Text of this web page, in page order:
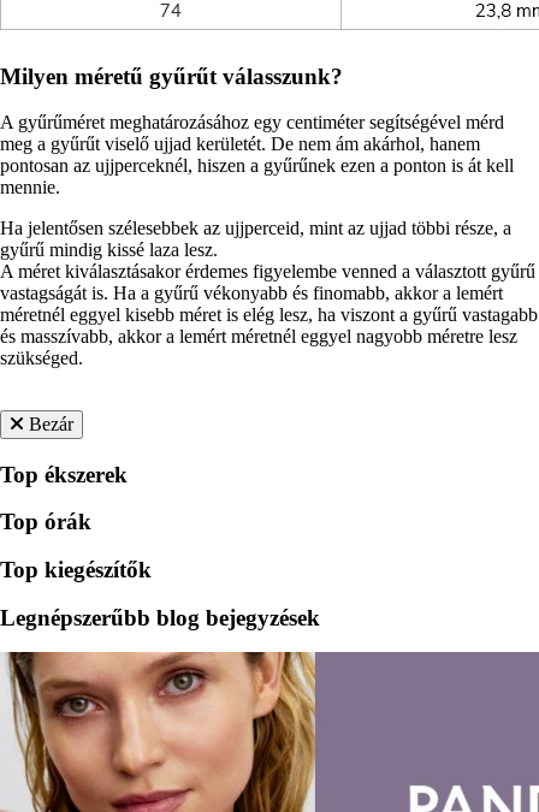
Milyen méretű gyűrűt válasszunk?
A gyűrűméret meghatározásához egy centiméter segítségével mérd
meg a gyűrűt viselő ujjad kerületét. De nem ám akárhol, hanem
pontosan az ujjperceknél, hiszen a gyűrűnek ezen a ponton is át kell
mennie.
Ha jelentősen szélesebbek az ujjperceid, mint az ujjad többi része, a
gyűrű mindig kissé laza lesz.
A méret kiválasztásakor érdemes figyelembe venned a választott gyűrű
vastagságát is. Ha a gyűrű vékonyabb és finomabb, akkor a lemért
méretnél eggyel kisebb méret is elég lesz, ha viszont a gyűrű vastagabb
és masszívabb, akkor a lemért méretnél eggyel nagyobb méretre lesz
szükséged.
Bezár
Top ékszerek
Top órák
Top kiegészítők
Legnépszerűbb blog bejegyzések